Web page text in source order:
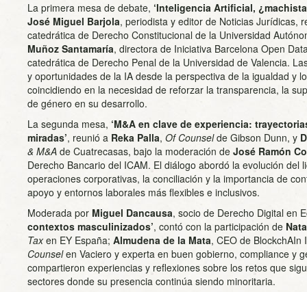
La primera mesa de debate, ‘Inteligencia Artificial,
José Miguel Barjola, periodista y editor de Noticias Jurídicas,
catedrática de Derecho Constitucional de la Universidad
Muñoz Santamaría, directora de Iniciativa Barcelona Open
catedrática de Derecho Penal de la Universidad de Valencia.
y oportunidades de la IA desde la perspectiva de la igualdad y
coincidiendo en la necesidad de reforzar la transparencia, la
de género en su desarrollo.
La segunda mesa, ‘M&A en clave de experiencia:
miradas’, reunió a Reka Palla, Of Counselde Gibson Dunn, y
& M&A de Cuatrecasas, bajo la moderación de José Ramón
Derecho Bancario del ICAM. El diálogo abordó la evolución del
operaciones corporativas, la conciliación y la importancia de
apoyo y entornos laborales más flexibles e inclusivos.
Moderada por Miguel Dancausa, socio de Derecho Digital en
contextos masculinizados’, contó con la participación de
Taxen EY España; Almudena de la Mata, CEO de
Counselen Vaciero y experta en buen gobierno, compliance y
compartieron experiencias y reflexiones sobre los retos que
sectores donde su presencia continúa siendo minoritaria.